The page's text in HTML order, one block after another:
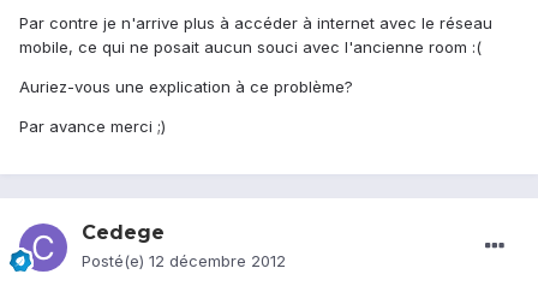
Par contre je n'arrive plus à accéder à internet avec le réseau
mobile, ce qui ne posait aucun souci avec l'ancienne room :(
Auriez-vous une explication à ce problème?
Par avance merci ;)
Cedege
Posté(e) 12 décembre 2012